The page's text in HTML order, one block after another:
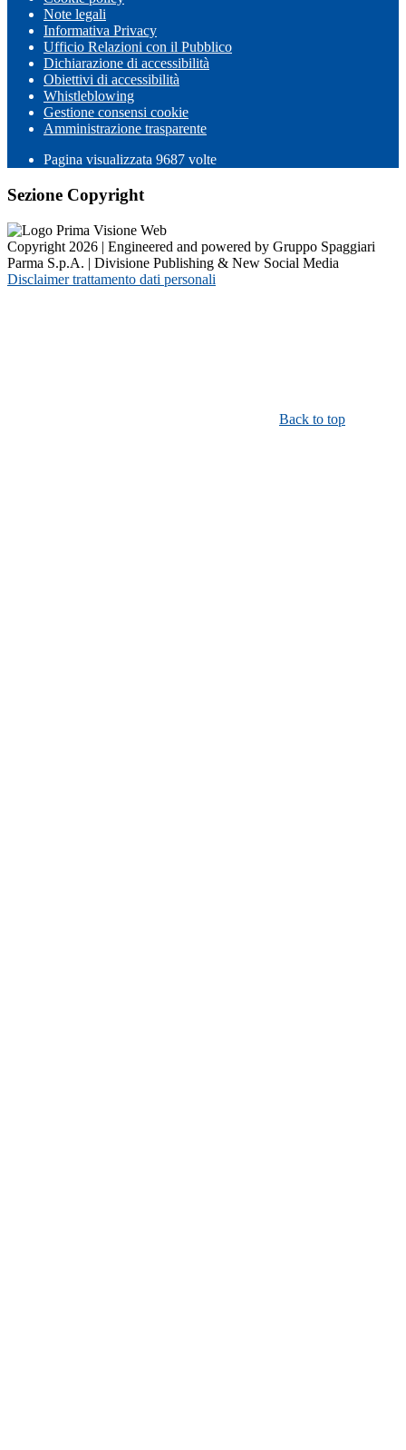
Note legali
Informativa Privacy
Ufficio Relazioni con il Pubblico
Dichiarazione di accessibilità
Obiettivi di accessibilità
Whistleblowing
Gestione consensi cookie
Amministrazione trasparente
Pagina visualizzata 9687 volte
Sezione Copyright
Copyright 2026 | Engineered and powered by Gruppo Spaggiari
Parma S.p.A. | Divisione Publishing & New Social Media
Disclaimer trattamento dati personali
Back to top